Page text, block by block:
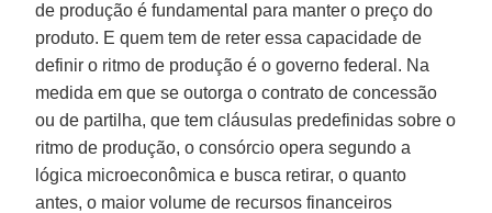
de produção é fundamental para manter o preço do
produto. E quem tem de reter essa capacidade de
definir o ritmo de produção é o governo federal. Na
medida em que se outorga o contrato de concessão
ou de partilha, que tem cláusulas predefinidas sobre o
ritmo de produção, o consórcio opera segundo a
lógica microeconômica e busca retirar, o quanto
antes, o maior volume de recursos financeiros